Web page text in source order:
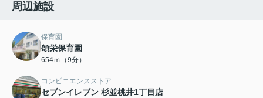
周辺施設
保育園
頌栄保育園
654ｍ（9分）
コンビニエンスストア
セブンイレブン 杉並桃井1丁目店